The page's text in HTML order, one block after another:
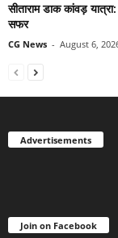
सीताराम डाक कांवड़
सफर
CG News - August 6,
Advertisements
Join on Facebook